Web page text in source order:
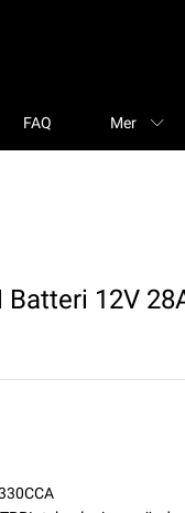
FAQ Mer
Batteri 12V